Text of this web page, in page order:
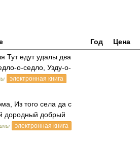
Год Цена
Тут едут удалы два
о-седло, Узду-о-
электронная книга
Из того села да с
дородный добрый
электронная книга